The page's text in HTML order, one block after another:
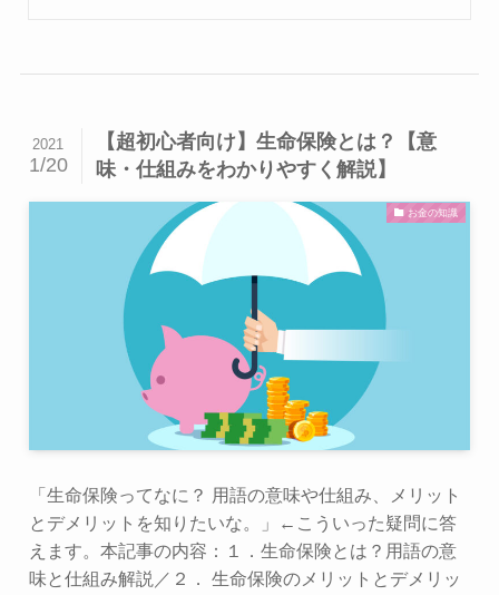
【超初心者向け】生命保険とは？【意
味・仕組みをわかりやすく解説】
2021
1/20
お金の知識
「生命保険ってなに？ 用語の意味や仕組み、メリット
とデメリットを知りたいな。」←こういった疑問に答
えます。本記事の内容：１．生命保険とは？用語の意
味と仕組み解説／２． 生命保険のメリットとデメリッ